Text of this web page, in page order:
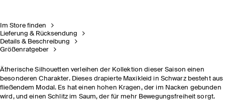
Im Store finden
Lieferung & Rücksendung
Details & Beschreibung
Größenratgeber
Ätherische Silhouetten verleihen der Kollektion dieser Saison einen
besonderen Charakter. Dieses drapierte Maxikleid in Schwarz besteht aus
fließendem Modal. Es hat einen hohen Kragen, der im Nacken gebunden
wird, und einen Schlitz im Saum, der für mehr Bewegungsfreiheit sorgt.